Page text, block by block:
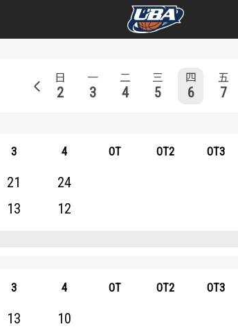
賽事資訊
數據統計
賽事資訊
數據統計
日
2
一
3
二
4
三
5
四
6
五
7
3 4 OT OT2 OT3
21 24
13 12
3 4 OT OT2 OT3
13 10